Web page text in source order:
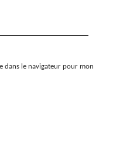
dans le navigateur pour mon